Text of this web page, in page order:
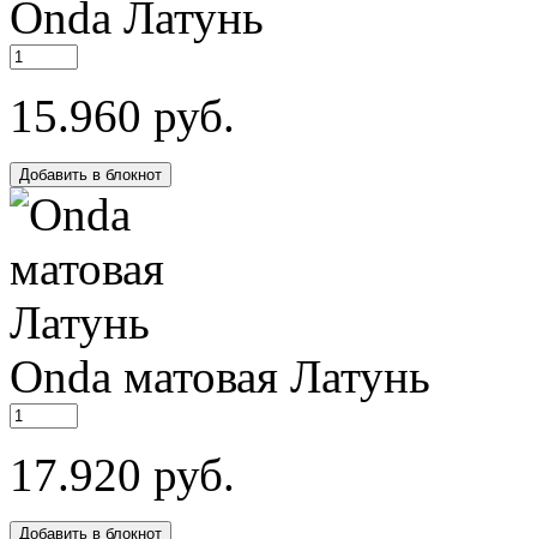
Onda Латунь
15.960 руб.
Добавить в блокнот
Onda матовая Латунь
17.920 руб.
Добавить в блокнот